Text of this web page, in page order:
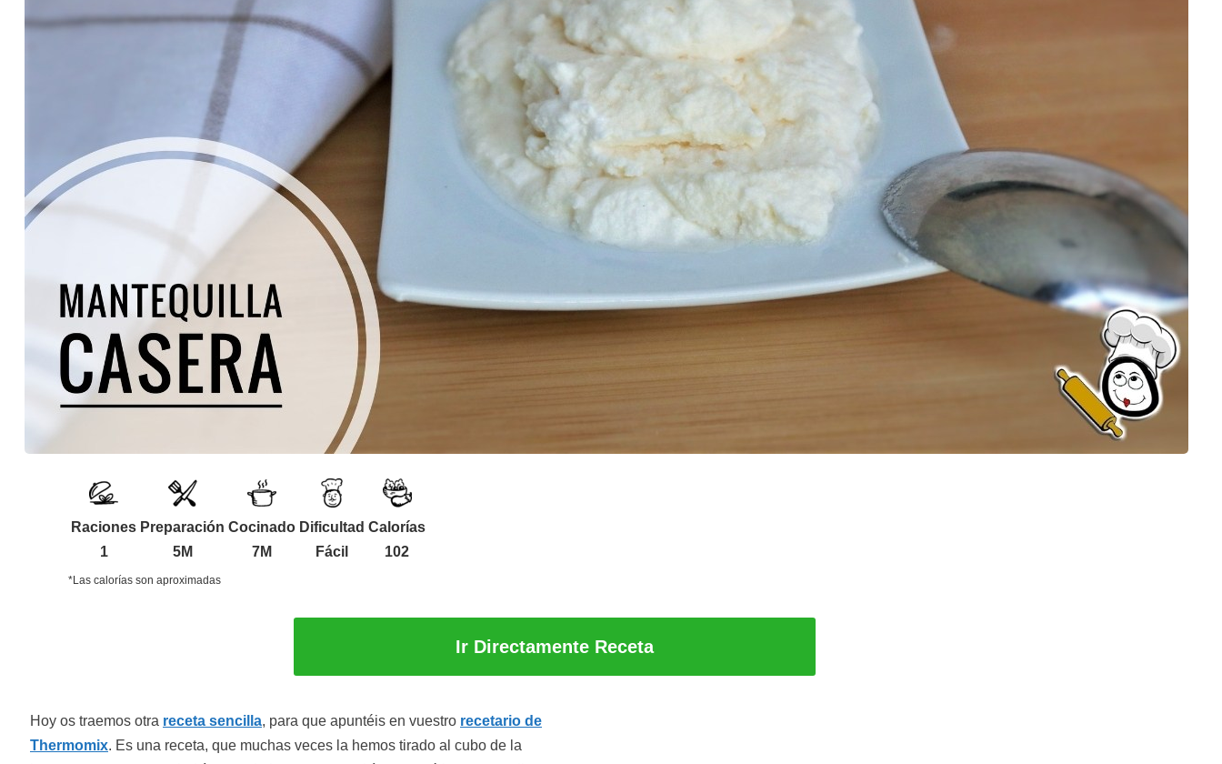
Raciones
1
Preparación
5M
Cocinado
7M
Dificultad
Fácil
Calorías
102
*Las calorías son aproximadas
Ir Directamente Receta
Hoy os traemos otra receta sencilla, para que apuntéis en vuestro recetario de
Thermomix. Es una receta, que muchas veces la hemos tirado al cubo de la